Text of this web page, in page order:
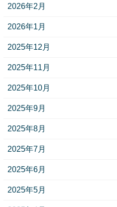
2026年2月
2026年1月
2025年12月
2025年11月
2025年10月
2025年9月
2025年8月
2025年7月
2025年6月
2025年5月